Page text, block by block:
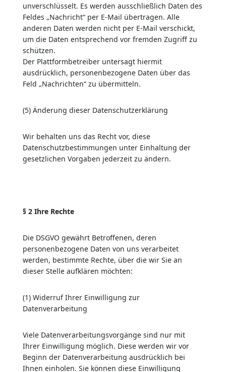
unverschlüsselt. Es werden ausschließlich Daten des
Feldes „Nachricht“ per E-Mail übertragen. Alle
anderen Daten werden nicht per E-Mail verschickt,
um die Daten entsprechend vor fremden Zugriff zu
schützen.
Der Plattformbetreiber untersagt hiermit
ausdrücklich, personenbezogene Daten über das
Feld „Nachrichten“ zu übermitteln.
(5) Änderung dieser Datenschutzerklärung
Wir behalten uns das Recht vor, diese
Datenschutzbestimmungen unter Einhaltung der
gesetzlichen Vorgaben jederzeit zu ändern.
§ 2 Ihre Rechte
Die DSGVO gewährt Betroffenen, deren
personenbezogene Daten von uns verarbeitet
werden, bestimmte Rechte, über die wir Sie an
dieser Stelle aufklären möchten:
(1) Widerruf Ihrer Einwilligung zur
Datenverarbeitung
Viele Datenverarbeitungsvorgänge sind nur mit
Ihrer Einwilligung möglich. Diese werden wir vor
Beginn der Datenverarbeitung ausdrücklich bei
Ihnen einholen. Sie können diese Einwilligung